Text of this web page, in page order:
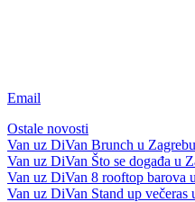
Email
Ostale novosti
Van uz DiVan Brunch u
Van uz DiVan Što se događa u
Van uz DiVan 8 rooftop barova
Van uz DiVan Stand up